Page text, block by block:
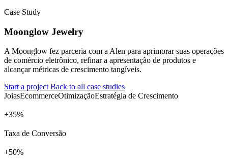
Case Study
Moonglow Jewelry
A Moonglow fez parceria com a Alen para aprimorar suas operações
de comércio eletrônico, refinar a apresentação de produtos e
alcançar métricas de crescimento tangíveis.
Start a projectBack to all case studies
JoiasEcommerceOtimizaçãoEstratégia de Crescimento
+ %
Taxa de Conversão
+ %